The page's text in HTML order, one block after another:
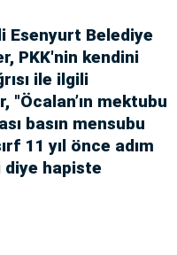
Esenyurt Belediye
PKK'nin kendini
ile ilgili
"Öcalan’ın mektubu
basın mensubu
11 yıl önce adım
diye hapiste